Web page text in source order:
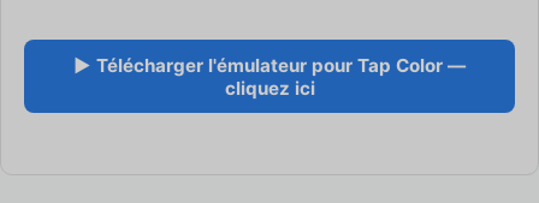
▶ Télécharger l'émulateur pour Tap Color —
cliquez ici